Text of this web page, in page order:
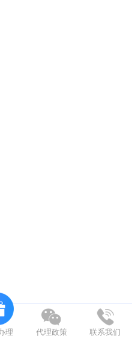
理 代理政策 联系我们